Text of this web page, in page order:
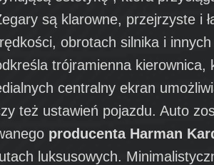
są klarowne, przejrzyste i
obrotach silnika i
trójramienna kierownica,
centralny ekran
też ustawień pojazdu. Auto
producenta Harman
luksusowych.